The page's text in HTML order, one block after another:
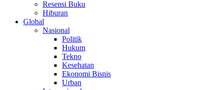
Resensi Buku
Hiburan
Global
Nasional
Politik
Hukum
Tekno
Kesehatan
Ekonomi Bisnis
Urban